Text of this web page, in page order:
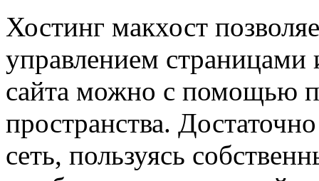
Хостинг макхост
управлением страницами
сайта можно с помощью
пространства.
сеть, пользуясь